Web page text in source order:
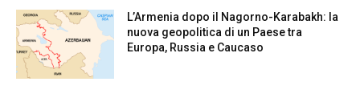
L’Armenia dopo il Nagorno-Karabakh: la
nuova geopolitica di un Paese tra
Europa, Russia e Caucaso